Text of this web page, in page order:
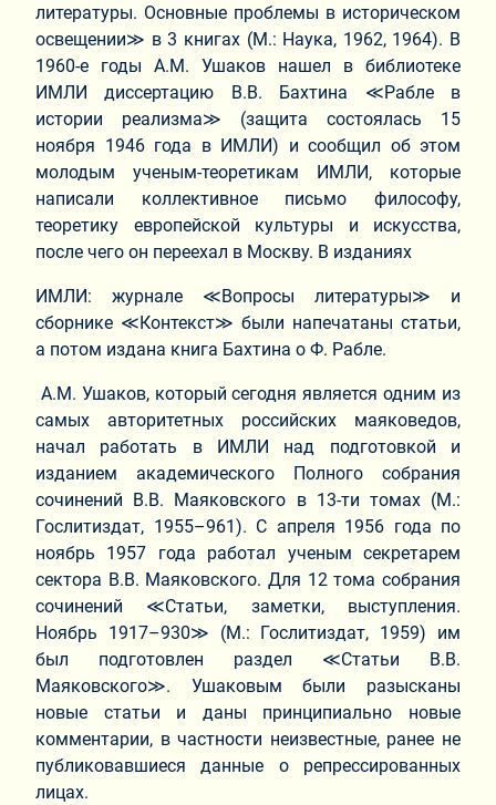
литературы. Основные проблемы в историческом
освещении≫ в 3 книгах (М.: Наука, 1962, 1964). В
1960-е годы А.М. Ушаков нашел в библиотеке
ИМЛИ диссертацию В.В. Бахтина ≪Рабле в
истории реализма≫ (защита состоялась 15
ноября 1946 года в ИМЛИ) и сообщил об этом
молодым ученым-теоретикам ИМЛИ, которые
написали коллективное письмо философу,
теоретику европейской культуры и искусства,
после чего он переехал в Москву. В изданиях
ИМЛИ: журнале ≪Вопросы литературы≫ и
сборнике ≪Контекст≫ были напечатаны статьи,
а потом издана книга Бахтина о Ф. Рабле.
А.М. Ушаков, который сегодня является одним из
самых авторитетных российских маяковедов,
начал работать в ИМЛИ над подготовкой и
изданием академического Полного собрания
сочинений В.В. Маяковского в 13‑ти томах (М.:
Гослитиздат, 1955–961). С апреля 1956 года по
ноябрь 1957 года работал ученым секретарем
сектора В.В. Маяковского. Для 12 тома собрания
сочинений ≪Статьи, заметки, выступления.
Ноябрь 1917–930≫ (М.: Гослитиздат, 1959) им
был подготовлен раздел ≪Статьи В.В.
Маяковского≫. Ушаковым были разысканы
новые статьи и даны принципиально новые
комментарии, в частности неизвестные, ранее не
публиковавшиеся данные о репрессированных
лицах.